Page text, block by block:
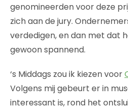
genomineerden voor deze
zich aan de jury.
verdedigen, en dan met dat
gewoon spannend.
‘s Middags zou ik kiezen voor
Volgens mij gebeurt er in
interessant is, rond het